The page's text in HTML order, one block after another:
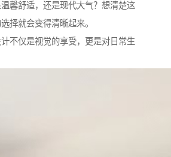
馨舒适，还是现代大气？想清楚这
择就会变得清晰起来。
不仅是视觉的享受，更是对日常生